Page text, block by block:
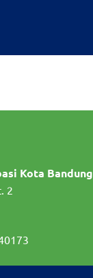
Kota Bandung
2